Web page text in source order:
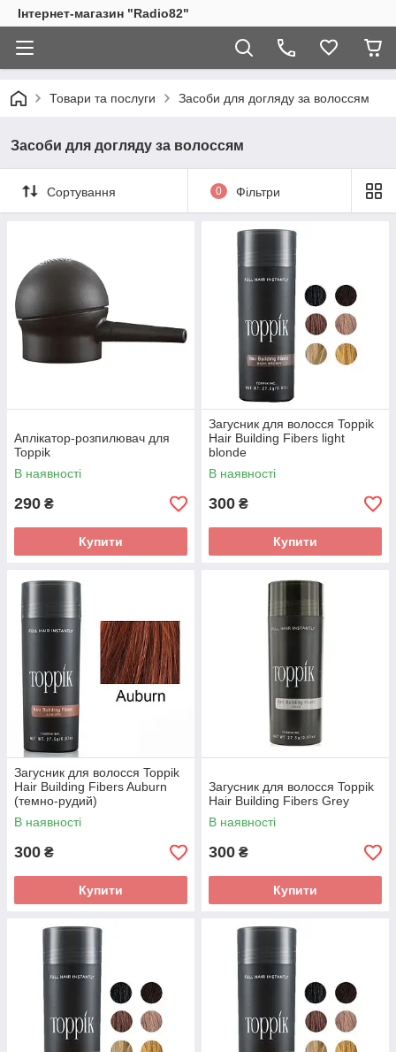
Інтернет-магазин "Radio82"
Товари та послуги Засоби для догляду за волоссям
Засоби для догляду за волоссям
Сортування 0 Фільтри
Аплікатор-розпилювач для
Toppik
В наявності
290 ₴
Купити
Загусник для волосся Toppik
Hair Building Fibers light
blonde
В наявності
300 ₴
Купити
Загусник для волосся Toppik
Hair Building Fibers Auburn
(темно-рудий)
В наявності
300 ₴
Купити
Загусник для волосся Toppik
Hair Building Fibers Grey
В наявності
300 ₴
Купити